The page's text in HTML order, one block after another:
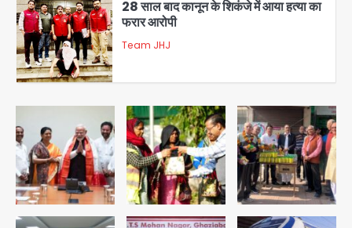
3
Team JHJ
4
के हत्थे
Team JHJ